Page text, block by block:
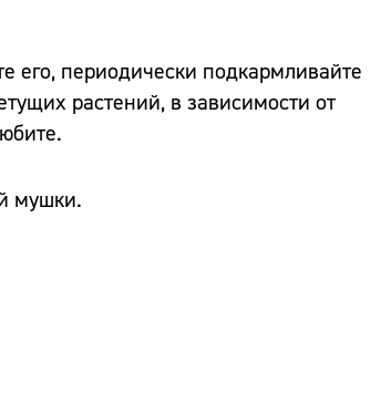
его, периодически подкармливайте
растений, в зависимости от
мушки.